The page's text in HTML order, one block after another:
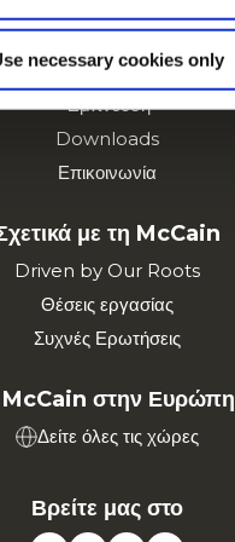
necessary cookies only
Συνταγες
Κατηγορία
Έμπνευση
Downloads
Επικοινωνία
με τη McCain
Driven by Our Roots
Θέσεις εργασίας
Συχνές Ερωτήσεις
στην Ευρώπη
Δείτε όλες τις χώρες
Βρείτε μας στο